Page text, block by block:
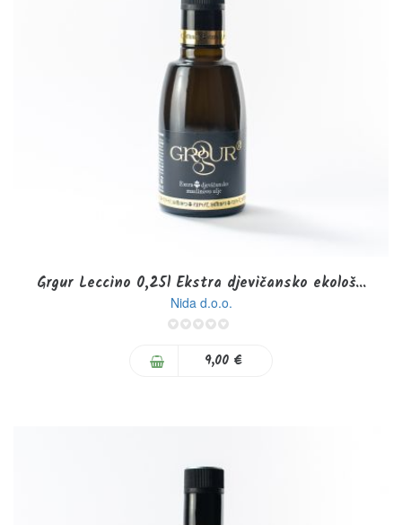
Grgur Leccino 0,25l Ekstra djevičansko ekološ...
Nida d.o.o.
9,00 €